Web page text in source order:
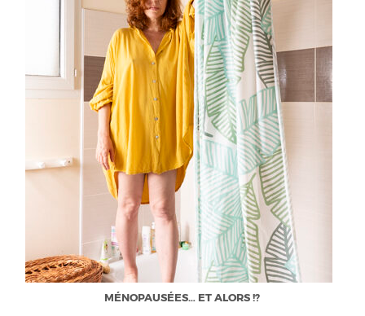
MÉNOPAUSÉES… ET ALORS !?